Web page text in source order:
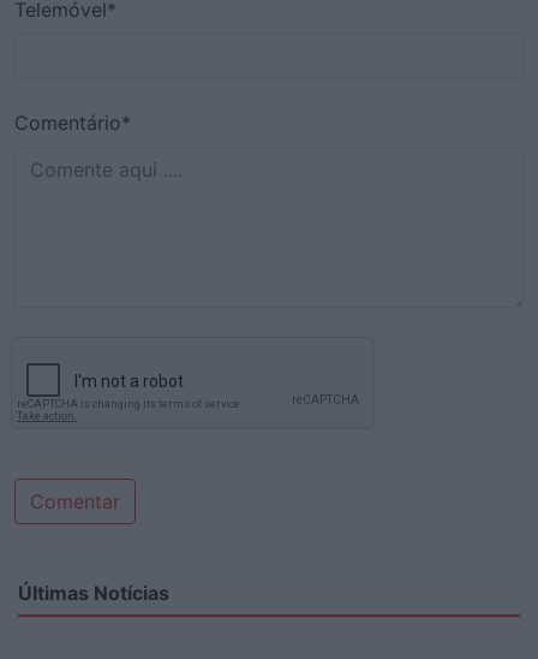
Telemóvel*
Comentário*
Comentar
Últimas Notícias